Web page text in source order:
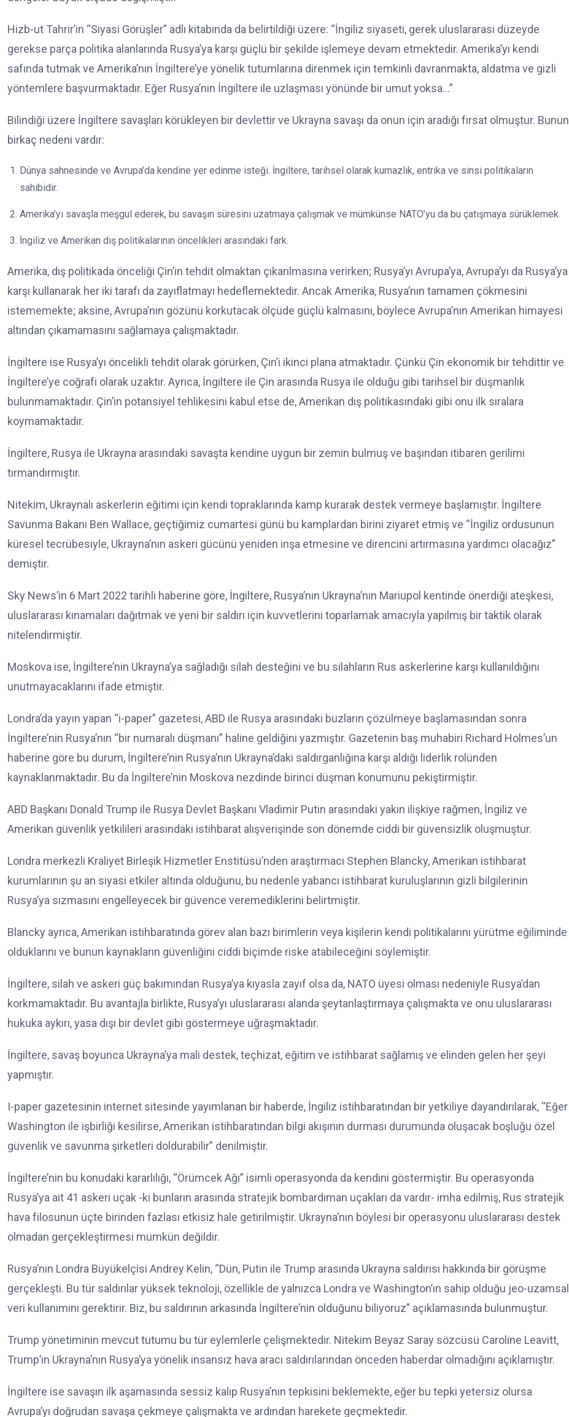
Hizb-ut Tahrir’in “Siyasi Görüşler” adlı kitabında da belirtildiği üzere: “İngiliz siyaseti, gerek uluslararası düzeyde
gerekse parça politika alanlarında Rusya’ya karşı güçlü bir şekilde işlemeye devam etmektedir. Amerika’yı kendi
safında tutmak ve Amerika’nın İngiltere’ye yönelik tutumlarına direnmek için temkinli davranmakta, aldatma ve gizli
yöntemlere başvurmaktadır. Eğer Rusya’nın İngiltere ile uzlaşması yönünde bir umut yoksa…”
Bilindiği üzere İngiltere savaşları körükleyen bir devlettir ve Ukrayna savaşı da onun için aradığı fırsat olmuştur. Bunun
birkaç nedeni vardır:
Dünya sahnesinde ve Avrupa’da kendine yer edinme isteği. İngiltere, tarihsel olarak kurnazlık, entrika ve sinsi politikaların
sahibidir.
Amerika’yı savaşla meşgul ederek, bu savaşın süresini uzatmaya çalışmak ve mümkünse NATO’yu da bu çatışmaya sürüklemek.
İngiliz ve Amerikan dış politikalarının öncelikleri arasındaki fark.
Amerika, dış politikada önceliği Çin’in tehdit olmaktan çıkarılmasına verirken; Rusya’yı Avrupa’ya, Avrupa’yı da Rusya’ya
karşı kullanarak her iki tarafı da zayıflatmayı hedeflemektedir. Ancak Amerika, Rusya’nın tamamen çökmesini
istememekte; aksine, Avrupa’nın gözünü korkutacak ölçüde güçlü kalmasını, böylece Avrupa’nın Amerikan himayesi
altından çıkamamasını sağlamaya çalışmaktadır.
İngiltere ise Rusya’yı öncelikli tehdit olarak görürken, Çin’i ikinci plana atmaktadır. Çünkü Çin ekonomik bir tehdittir ve
İngiltere’ye coğrafi olarak uzaktır. Ayrıca, İngiltere ile Çin arasında Rusya ile olduğu gibi tarihsel bir düşmanlık
bulunmamaktadır. Çin’in potansiyel tehlikesini kabul etse de, Amerikan dış politikasındaki gibi onu ilk sıralara
koymamaktadır.
İngiltere, Rusya ile Ukrayna arasındaki savaşta kendine uygun bir zemin bulmuş ve başından itibaren gerilimi
tırmandırmıştır.
Nitekim, Ukraynalı askerlerin eğitimi için kendi topraklarında kamp kurarak destek vermeye başlamıştır. İngiltere
Savunma Bakanı Ben Wallace, geçtiğimiz cumartesi günü bu kamplardan birini ziyaret etmiş ve “İngiliz ordusunun
küresel tecrübesiyle, Ukrayna’nın askeri gücünü yeniden inşa etmesine ve direncini artırmasına yardımcı olacağız”
demiştir.
Sky News’in 6 Mart 2022 tarihli haberine göre, İngiltere, Rusya’nın Ukrayna’nın Mariupol kentinde önerdiği ateşkesi,
uluslararası kınamaları dağıtmak ve yeni bir saldırı için kuvvetlerini toparlamak amacıyla yapılmış bir taktik olarak
nitelendirmiştir.
Moskova ise, İngiltere’nin Ukrayna’ya sağladığı silah desteğini ve bu silahların Rus askerlerine karşı kullanıldığını
unutmayacaklarını ifade etmiştir.
Londra’da yayın yapan “i-paper” gazetesi, ABD ile Rusya arasındaki buzların çözülmeye başlamasından sonra
İngiltere’nin Rusya’nın “bir numaralı düşmanı” haline geldiğini yazmıştır. Gazetenin baş muhabiri Richard Holmes’un
haberine göre bu durum, İngiltere’nin Rusya’nın Ukrayna’daki saldırganlığına karşı aldığı liderlik rolünden
kaynaklanmaktadır. Bu da İngiltere’nin Moskova nezdinde birinci düşman konumunu pekiştirmiştir.
ABD Başkanı Donald Trump ile Rusya Devlet Başkanı Vladimir Putin arasındaki yakın ilişkiye rağmen, İngiliz ve
Amerikan güvenlik yetkilileri arasındaki istihbarat alışverişinde son dönemde ciddi bir güvensizlik oluşmuştur.
Londra merkezli Kraliyet Birleşik Hizmetler Enstitüsü’nden araştırmacı Stephen Blancky, Amerikan istihbarat
kurumlarının şu an siyasi etkiler altında olduğunu, bu nedenle yabancı istihbarat kuruluşlarının gizli bilgilerinin
Rusya’ya sızmasını engelleyecek bir güvence veremediklerini belirtmiştir.
Blancky ayrıca, Amerikan istihbaratında görev alan bazı birimlerin veya kişilerin kendi politikalarını yürütme eğiliminde
olduklarını ve bunun kaynakların güvenliğini ciddi biçimde riske atabileceğini söylemiştir.
İngiltere, silah ve askeri güç bakımından Rusya’ya kıyasla zayıf olsa da, NATO üyesi olması nedeniyle Rusya’dan
korkmamaktadır. Bu avantajla birlikte, Rusya’yı uluslararası alanda şeytanlaştırmaya çalışmakta ve onu uluslararası
hukuka aykırı, yasa dışı bir devlet gibi göstermeye uğraşmaktadır.
İngiltere, savaş boyunca Ukrayna’ya mali destek, teçhizat, eğitim ve istihbarat sağlamış ve elinden gelen her şeyi
yapmıştır.
I-paper gazetesinin internet sitesinde yayımlanan bir haberde, İngiliz istihbaratından bir yetkiliye dayandırılarak, “Eğer
Washington ile işbirliği kesilirse, Amerikan istihbaratından bilgi akışının durması durumunda oluşacak boşluğu özel
güvenlik ve savunma şirketleri doldurabilir” denilmiştir.
İngiltere’nin bu konudaki kararlılığı, “Örümcek Ağı” isimli operasyonda da kendini göstermiştir. Bu operasyonda
Rusya’ya ait 41 askeri uçak -ki bunların arasında stratejik bombardıman uçakları da vardır- imha edilmiş, Rus stratejik
hava filosunun üçte birinden fazlası etkisiz hale getirilmiştir. Ukrayna’nın böylesi bir operasyonu uluslararası destek
olmadan gerçekleştirmesi mümkün değildir.
Rusya’nın Londra Büyükelçisi Andrey Kelin, “Dün, Putin ile Trump arasında Ukrayna saldırısı hakkında bir görüşme
gerçekleşti. Bu tür saldırılar yüksek teknoloji, özellikle de yalnızca Londra ve Washington’ın sahip olduğu jeo-uzamsal
veri kullanımını gerektirir. Biz, bu saldırının arkasında İngiltere’nin olduğunu biliyoruz” açıklamasında bulunmuştur.
Trump yönetiminin mevcut tutumu bu tür eylemlerle çelişmektedir. Nitekim Beyaz Saray sözcüsü Caroline Leavitt,
Trump’ın Ukrayna’nın Rusya’ya yönelik insansız hava aracı saldırılarından önceden haberdar olmadığını açıklamıştır.
İngiltere ise savaşın ilk aşamasında sessiz kalıp Rusya’nın tepkisini beklemekte, eğer bu tepki yetersiz olursa
Avrupa’yı doğrudan savaşa çekmeye çalışmakta ve ardından harekete geçmektedir.